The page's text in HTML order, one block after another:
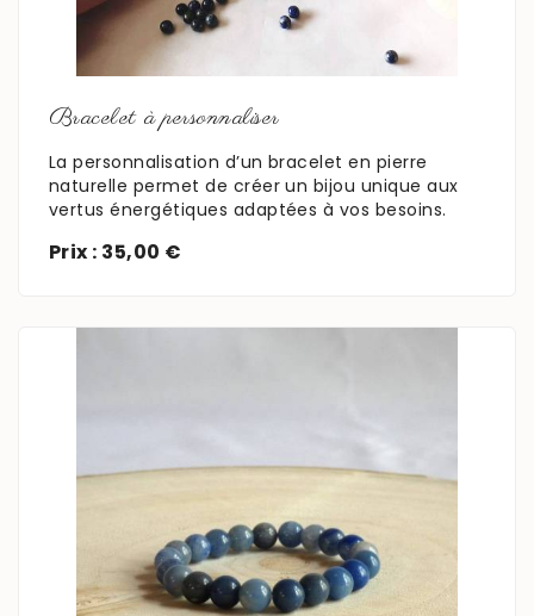
Bracelet à personnaliser
La personnalisation d’un bracelet en pierre
naturelle permet de créer un bijou unique aux
vertus énergétiques adaptées à vos besoins.
Prix : 35,00 €
En savoir plus